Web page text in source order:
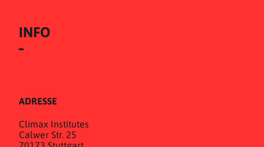
INFO
ADRESSE
Climax Institutes
Calwer Str. 25